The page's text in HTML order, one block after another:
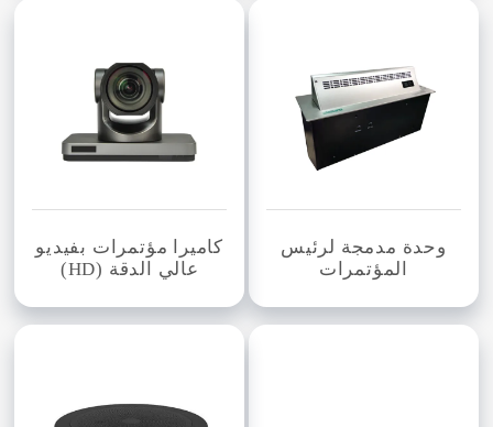
وحدة مدمجة لرئيس
المؤتمرات
كاميرا مؤتمرات بفيديو
عالي الدقة (HD)